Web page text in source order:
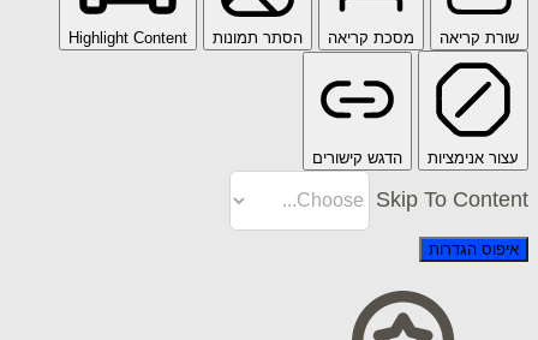
מסכת קריאה הסתר תמונות Highlight Content
הדגש קישורים
Skip To